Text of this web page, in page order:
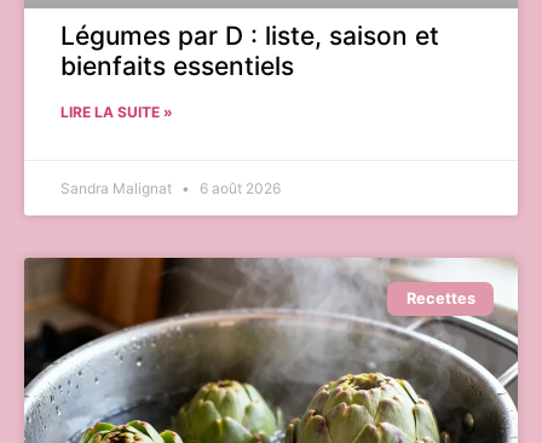
Légumes par D : liste, saison et
bienfaits essentiels
LIRE LA SUITE »
Sandra Malignat 6 août 2026
Recettes